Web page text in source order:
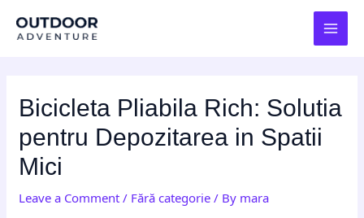
Bicicleta Pliabila Rich: Solutia
pentru Depozitarea in Spatii
Mici
Leave a Comment / Fără categorie / By mara
navigation